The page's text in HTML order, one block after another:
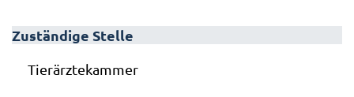
Zuständige Stelle
Tierärztekammer